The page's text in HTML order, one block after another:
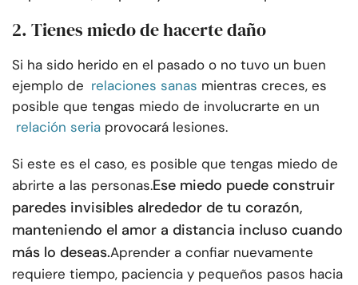
2. Tienes miedo de hacerte daño
Si ha sido herido en el pasado o no tuvo un buen
ejemplo de relaciones sanas mientras creces, es
posible que tengas miedo de involucrarte en un
relación seria provocará lesiones.
Si este es el caso, es posible que tengas miedo de
abrirte a las personas.Ese miedo puede construir
paredes invisibles alrededor de tu corazón,
manteniendo el amor a distancia incluso cuando
más lo deseas.Aprender a confiar nuevamente
requiere tiempo, paciencia y pequeños pasos hacia